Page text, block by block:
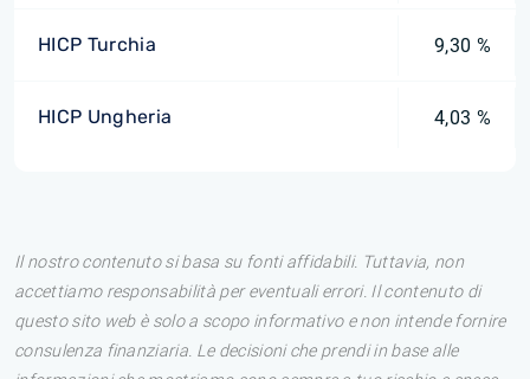
HICP Turchia 9,30 %
HICP Ungheria 4,03 %
Il nostro contenuto si basa su fonti affidabili. Tuttavia, non
accettiamo responsabilità per eventuali errori. Il contenuto di
questo sito web è solo a scopo informativo e non intende fornire
consulenza finanziaria. Le decisioni che prendi in base alle